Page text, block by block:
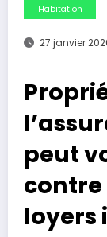
Habitation
27 janvier
peut
contre
loyers